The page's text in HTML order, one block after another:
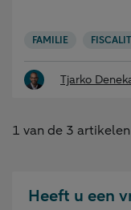
FAMILIE
Tjarko
1 van de 3 artikelen
Heeft u een